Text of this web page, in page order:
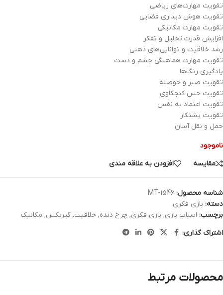
تقویت مهارت‌های ریاضی
تقویت هوش دیداری فضایی
تقویت مهارت مکانیکی
افزایش قدرت تحلیل و تفکر
رشد خلاقیت و توانایی‌های ذهنی
تقویت مهارت هماهنگی چشم و دست
یادگیری رنگ‌ها
تقویت صبر و حوصله
تقویت حس کنجکاوی
تقویت اعتماد به نفس
تقویت پشتکار
حمل و نقل آسان
ناموجود
مقایسه
افزودن به علاقه مندی
شناسه محصول: MT-1546
دسته: بازی فکری
برچسب: اسباب بازی, بازی فکری, چرخ دنده, خلاقیت, گیربکس, مکانیک
اشتراک گذاری:
محصولات مرتبط